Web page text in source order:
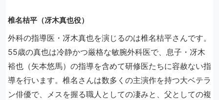
椎名桔平（冴木真也役）
外科の指導医・冴木真也を演じるのは椎名桔平さんです。
55歳の真也は冷静かつ厳格な敏腕外科医で、息子・冴木
裕也（矢本悠馬）の指導を含めて研修医たちに容赦ない指
導を行います。椎名さんは数多くの主演作を持つ大ベテラ
ン俳優で、メスを握る職人としての凄みと、父としての複